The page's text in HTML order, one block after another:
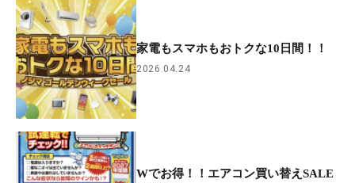
家電もスマホもおトクな10日間！！
2026.04.24
Wでお得！！エアコン買い替えSALE